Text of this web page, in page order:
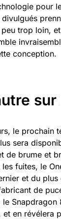
pour
divulgués
trop loin,
conception.
sur
le prochain
sera
de brume et
fuites, le
et du
de
Snapdragon
et en révélera